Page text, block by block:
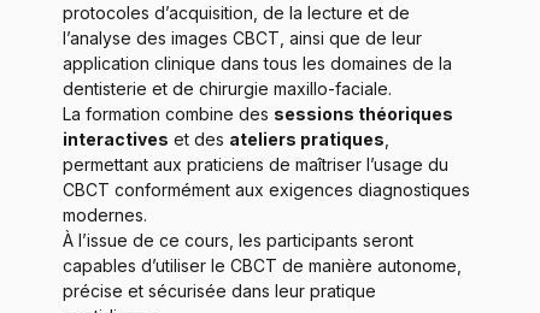
protocoles d’acquisition, de la lecture et de
l’analyse des images CBCT, ainsi que de leur
application clinique dans tous les domaines de la
dentisterie et de chirurgie maxillo-faciale.
La formation combine des sessions théoriques
interactives et des ateliers pratiques
permettant aux praticiens de maîtriser l’usage du
CBCT conformément aux exigences diagnostiques
modernes.
À l’issue de ce cours, les participants seront
capables d’utiliser le CBCT de manière autonome,
précise et sécurisée dans leur pratique